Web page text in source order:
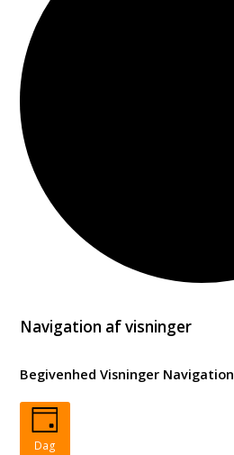
Begivenheder
13.
jun.
2026
Navigation af visninger
Begivenhed Visninger Navigation
Dag